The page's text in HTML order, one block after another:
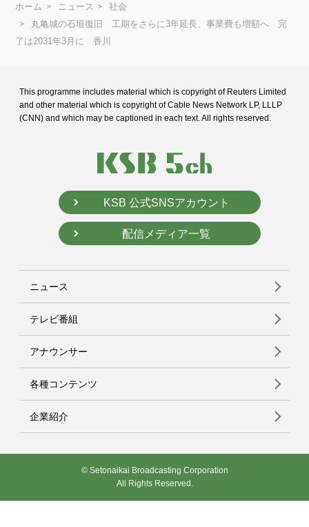
ホーム ニュース
社会
丸亀城の石垣復旧 工期をさらに3年延長、事業費も増額へ 完
了は2031年3月に 香川
This programme includes material which is copyright of Reuters Limited
and other material which is copyright of Cable News Network LP, LLLP
(CNN) and which may be captioned in each text. All rights reserved.
KSB 公式SNSアカウント
配信メディア一覧
ニュース
テレビ番組
アナウンサー
各種コンテンツ
企業紹介
© Setonaikai Broadcasting Corporation
All Rights Reserved.